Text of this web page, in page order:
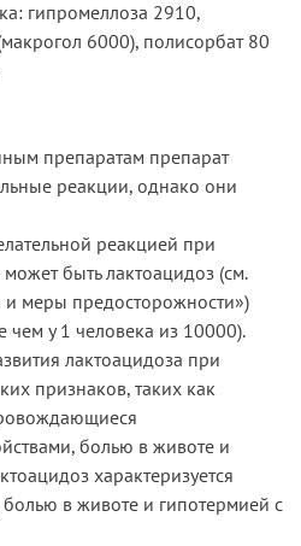
гипромеллоза 2910,
6000), полисорбат 80
препаратам препарат
реакции, однако они
реакцией при
быть лактоацидоз (см.
и меры предосторожности»)
чем у 1 человека из 10000).
лактоацидоза при
признаков, таких как
болью в животе и
характеризуется
в животе и гипотермией с